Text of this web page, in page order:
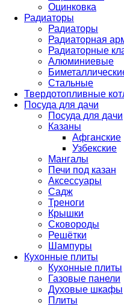
Оцинковка
Радиаторы
Радиаторы
Радиаторная
Радиаторные
Алюминиевые
Стальные
Твердотопливные
Посуда для дачи
Посуда для дачи
Казаны
Афганские
Узбекские
Мангалы
Печи под казан
Аксессуары
Садж
Треноги
Крышки
Сковороды
Решётки
Шампуры
Кухонные плиты
Кухонные плиты
Газовые панели
Духовые шкафы
Плиты